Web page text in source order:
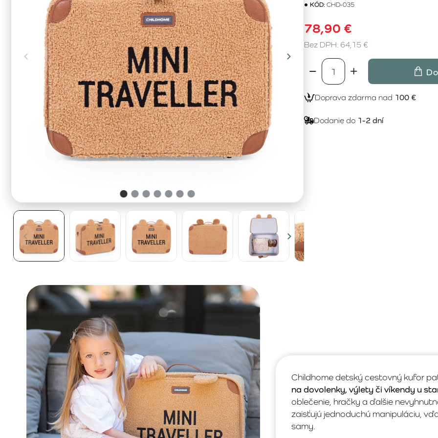
KÓD:CHD-035
78,90 €
Bez DPH: 64,15 €
Doprava zdarma nad 100 €
Dodanie do 1-2 dní
Childhome detský cestovný kufor
na dovolenky, výlety či víkendy u
oblečenie, hračky a ďalšie
zaisťujú jednoduchú manipuláciu,
samy.